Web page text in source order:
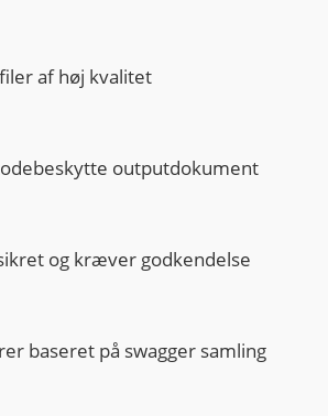
af høj kvalitet
outputdokument
og kræver godkendelse
baseret på swagger samling